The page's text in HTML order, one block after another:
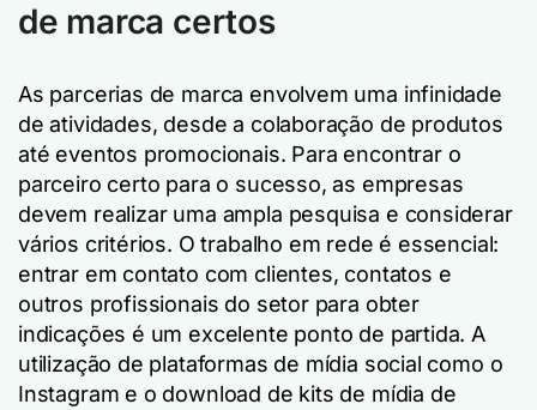
de marca certos
As parcerias de marca envolvem uma infinidade
de atividades, desde a colaboração de produtos
até eventos promocionais. Para encontrar o
parceiro certo para o sucesso, as empresas
devem realizar uma ampla pesquisa e considerar
vários critérios. O trabalho em rede é essencial:
entrar em contato com clientes, contatos e
outros profissionais do setor para obter
indicações é um excelente ponto de partida. A
utilização de plataformas de mídia social como o
Instagram e o download de kits de mídia de